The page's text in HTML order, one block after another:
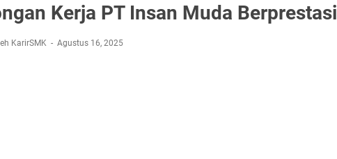
Kerja PT Insan Muda Berprestasi
KarirSMK Agustus 16, 2025